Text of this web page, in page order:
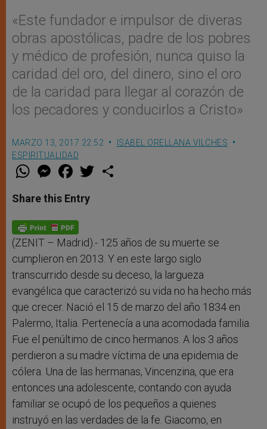
«Este fundador e impulsor de diveras
obras apostólicas, padre de los pobres
y médico de profesión, nunca quiso la
caridad del oro, del dinero, sino el oro
de la caridad para llegar al corazón de
los pecadores y conducirlos a Cristo»
MARZO 13, 2017 22:52
ISABEL ORELLANA VILCHES
ESPIRITUALIDAD
W
t
s
p
p
M
e
s
e
g
e
F
a
e
b
o
k
w
Share this Entry
(ZENIT – Madrid).- 125 años de su muerte se
cumplieron en 2013. Y en este largo siglo
transcurrido desde su deceso, la largueza
evangélica que caracterizó su vida no ha hecho más
que crecer. Nació el 15 de marzo del año 1834 en
Palermo, Italia. Pertenecía a una acomodada familia.
Fue el penúltimo de cinco hermanos. A los 3 años
perdieron a su madre víctima de una epidemia de
cólera. Una de las hermanas, Vincenzina, que era
entonces una adolescente, contando con ayuda
familiar se ocupó de los pequeños a quienes
instruyó en las verdades de la fe. Giacomo, en